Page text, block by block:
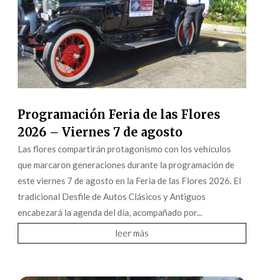
Programación Feria de las Flores
2026 – Viernes 7 de agosto
Las flores compartirán protagonismo con los vehículos
que marcaron generaciones durante la programación de
este viernes 7 de agosto en la Feria de las Flores 2026. El
tradicional Desfile de Autos Clásicos y Antiguos
encabezará la agenda del día, acompañado por...
leer más